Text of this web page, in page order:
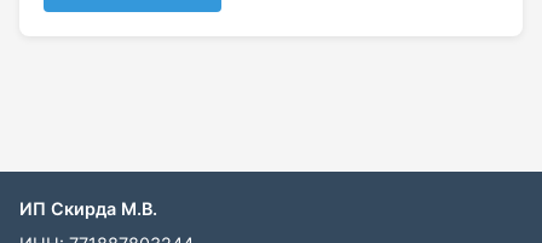
ИП Скирда М.В.